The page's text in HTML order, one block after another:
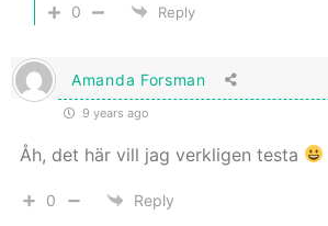
0 Reply
Amanda Forsman
9 years ago
Åh, det här vill jag verkligen testa
0 Reply